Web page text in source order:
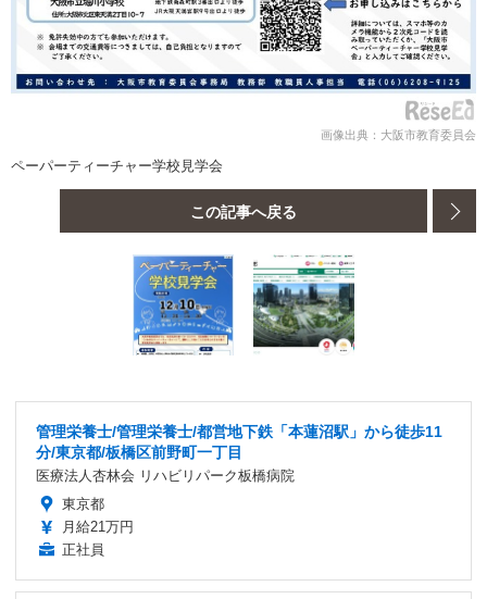
画像出典：大阪市教育委員会
ペーパーティーチャー学校見学会
この記事へ戻る
管理栄養士/管理栄養士/都営地下鉄「本蓮沼駅」から徒歩11
分/東京都/板橋区前野町一丁目
医療法人杏林会 リハビリパーク板橋病院
東京都
月給21万円
正社員